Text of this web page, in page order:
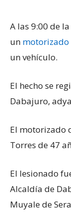
A las 9:00 de
un motorizado
un vehículo.
El hecho se
Dabajuro,
El motorizado
Torres de 47
El lesionado
Alcaldía de
Muyale de